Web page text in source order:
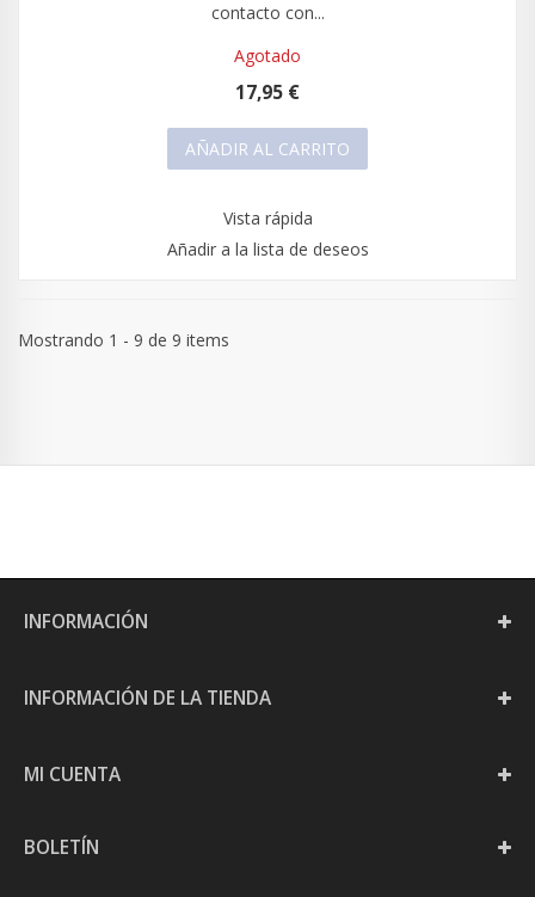
contacto con...
Agotado
17,95 €
AÑADIR AL CARRITO
Vista rápida
Añadir a la lista de deseos
Mostrando 1 - 9 de 9 items
INFORMACIÓN
INFORMACIÓN DE LA TIENDA
MI CUENTA
BOLETÍN